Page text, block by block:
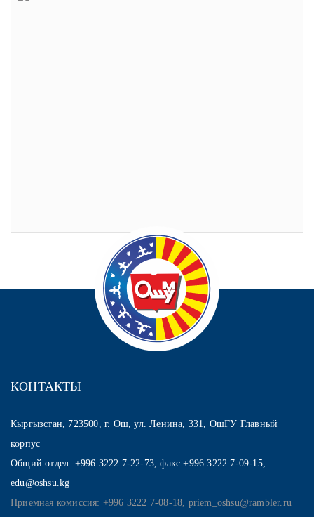
КОНТАКТЫ
Кыргызстан, 723500, г. Ош, ул. Ленина, 331, ОшГУ Главный
корпус
Общий отдел: +996 3222 7-22-73, факс +996 3222 7-09-15,
edu@oshsu.kg
Приемная комиссия: +996 3222 7-08-18, priem_oshsu@rambler.ru